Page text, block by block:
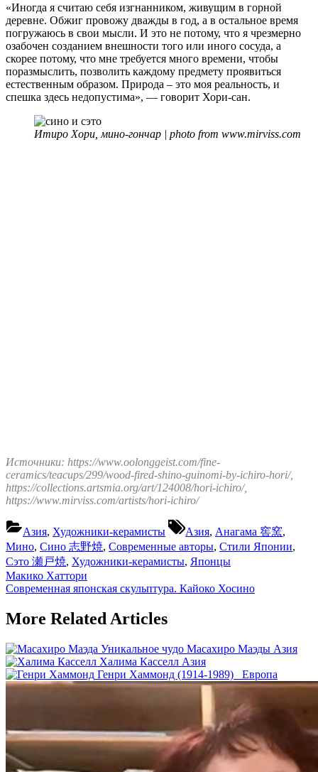
«Иногда я считаю себя изгнанником, живущим в горной
деревне. Обжиг провожу дважды в год, а в остальное время
погружаюсь в свои мысли. И это не потому, что я чрезмерно
озабочен созданием внешности того или иного сосуда, а
скорее потому, что мне требуется много времени, чтобы
поразмыслить, позволить каждому предмету проявиться
естественным образом. Природа – это моя реальность, и
спешка здесь недопустима», — говорит Хори-сан.
Итиро Хори, мино-гончар | photo from www.mirviss.com
Источники: https://www.oolonggeist.com/fine-
ceramics/teacups/299/wood-fired-shino-guinomi-by-ichiro-hori/,
https://collections.artsmia.org/art/124008/hori-ichiro/,
https://www.mirviss.com/artists/hori-ichiro/
Азия, Художники-керамисты
Tags:
Азия, Анагама 窖窯,
Мино, Сино 志野焼, Современные авторы, Стили Японии,
Сэто 瀬戸焼, Художники-керамисты, Японцы
Навигация
по
записям
Previous
Post:
Макико Хаттори
Next
Современная японская скульптура. Кайоко Хосино
More Related Articles
Уникальное чудо Масахиро Маэды Азия
Халима Касселл Азия
Генри Хаммонд (1914-1989)
Европа